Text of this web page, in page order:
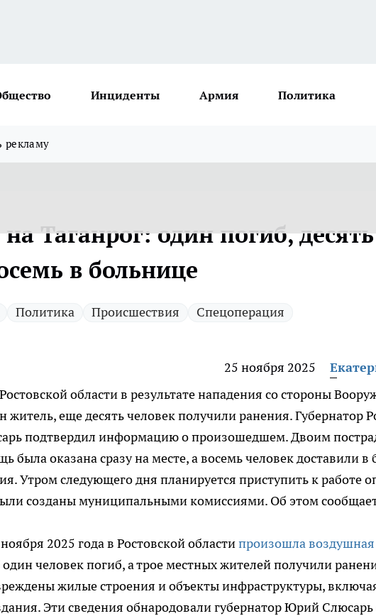
Инциденты Армия Политика
рекламу
Таганрог: один погиб, десять
в больнице
Политика Происшествия Спецоперация
25 ноября 2025
области в результате нападения со стороны
еще десять человек получили ранения. Губернатор
подтвердил информацию о произошедшем. Двоим
была оказана сразу на месте, а восемь человек доставили в
Утром следующего дня планируется приступить к работе
созданы муниципальными комиссиями. Об этом
2025 года в Ростовской областипроизошла воздушная
один человек погиб, а трое местных жителей получили
жилые строения и объекты инфраструктуры,
Эти сведения обнародовали губернатор Юрий Слюсарь